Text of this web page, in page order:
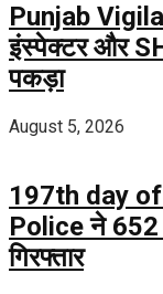
Punjab
इंस्पेक्टर और
पकड़ा
August 5, 2026
197th day
Police ने 652
गिरफ्तार